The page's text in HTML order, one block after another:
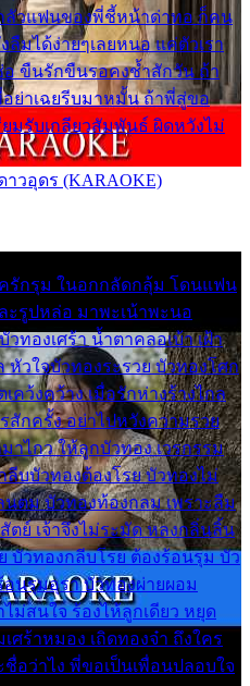
ลัวแฟนของพี่ชี้หน้าด่าทอ ก็คน
มได้ง่ายๆเลยหนอ แค่ตัวเรา
ขืนรักขืนรอคงช้ำสักวัน ถ้า
อย่าเฉยรีบมาหมั้น ถ้าพี่สู่ขอ
มรับเกลียวสัมพันธ์ ผิดหวังไม่
วอุดร (KARAOKE)
ครักรุม ในอกกลัดกลุ้ม โดนแฟน
ะรูปหล่อ มาพะเน้าพะนอ
วทองเศร้า น้ำตาคลอเบ้า เฝ้า
วใจบัวทองระรวย บัวทองโศก
คว้งคว้าง เมื่อรักห่างร้างไกล
กครั้ง อย่าไปหวังความรวย
าไกว ให้ลูกบัวทอง เวรกรรม
ลีบบัวทองต้องโรย บัวทองไม่
ตม บัวทองท้องกลม เพราะลืม
ย์ เจ้าจึงไม่ระมัด หลงกลิ่นลิ้น
บัวทองกลีบโรย ต้องร้อนรุม บัว
นรุมอุรา บัวทองผ่ายผอม
ม่สนใจ ร้องไห้ลูกเดียว หยุด
ศร้าหมอง เถิดทองจ๋า ถึงใคร
ชื่อว่าไง พี่ขอเป็นเพื่อนปลอบใจ